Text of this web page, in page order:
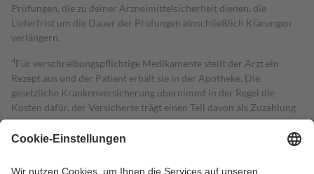
Prüfungen, die zu deiner Arzneimittelsicherheit dienen, die
Lieferfrist um die Dauer der Prüfungen einschließlich Klärungen
verlängern.
4Für verschreibungspflichtige Medikamente stellt der Arzt ein
Rezept aus und der Patient erhält sie in der Apotheke. Die
gesetzliche Krankenversicherung übernimmt in der Regel die
Kosten dafür, der Versicherte trägt einen Teil davon als Zuzahlung
mit.
Grundsätzlich leisten Mitglieder Zuzahlungen in Höhe von zehn
höchstens zehn Euro.
Es sind jedoch nie mehr als die tatsächlichen